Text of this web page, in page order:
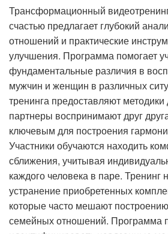
Трансформационный
счастью предлагает глубокий
отношений и практические
улучшения. Программа помогает
фундаментальные различия в
мужчин и женщин в различных
тренинга предоставляют методики
партнеры воспринимают друг
ключевым для построения
Участники обучаются находить
сближения, учитывая
каждого человека в паре. Тренинг
устранение приобретенных
которые часто мешают
семейных отношений. Программа